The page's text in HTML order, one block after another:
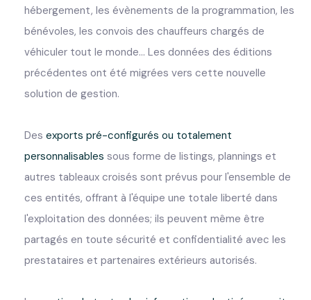
hébergement, les évènements de la programmation, les
bénévoles, les convois des chauffeurs chargés de
véhiculer tout le monde... Les données des éditions
précédentes ont été migrées vers cette nouvelle
solution de gestion.
Des exports pré-configurés ou totalement
personnalisables sous forme de listings, plannings et
autres tableaux croisés sont prévus pour l'ensemble de
ces entités, offrant à l'équipe une totale liberté dans
l'exploitation des données; ils peuvent même être
partagés en toute sécurité et confidentialité avec les
prestataires et partenaires extérieurs autorisés.